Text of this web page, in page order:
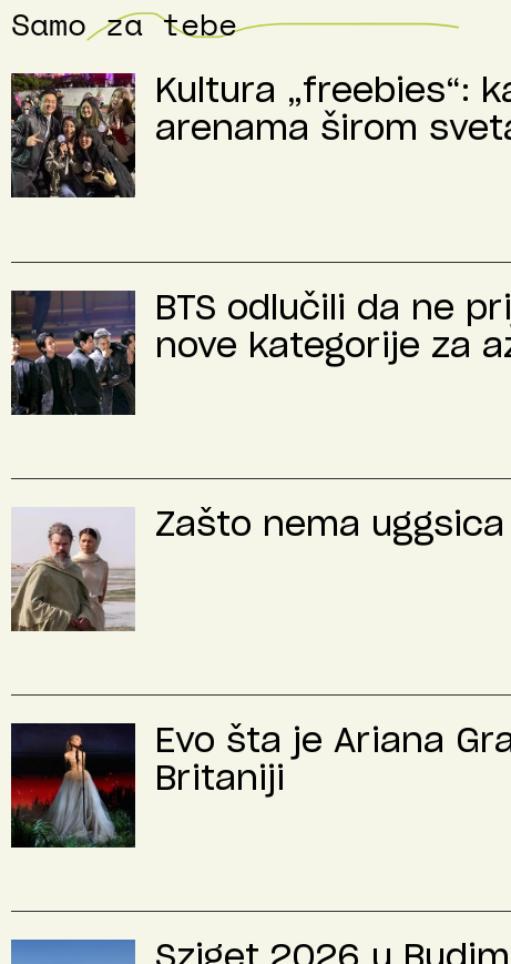
Samo za tebe
Kultura „freebies“:
arenama širom
BTS odlučili da ne
nove kategorije za
Zašto nema
Evo šta je Ariana
Britaniji